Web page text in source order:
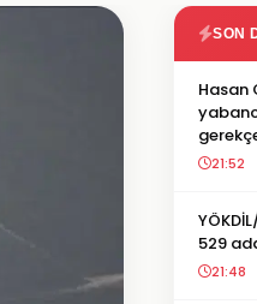
SON
Hasan
21:52
529
21:48